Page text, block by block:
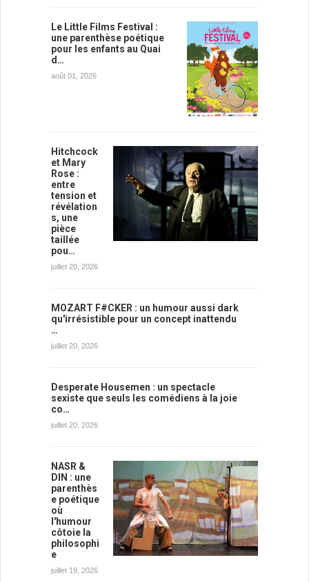
Le Little Films Festival :
une parenthèse poétique
pour les enfants au Quai
d…
août 01, 2026
Hitchcock
et Mary
Rose :
entre
tension et
révélation
s, une
pièce
taillée
pou…
juillet 20, 2026
MOZART F#CKER : un humour aussi dark
qu'irrésistible pour un concept inattendu
…
juillet 20, 2026
Desperate Housemen : un spectacle
sexiste que seuls les comédiens à la joie
co…
juillet 20, 2026
NASR &
DIN : une
parenthès
e poétique
où
l'humour
côtoie la
philosophi
e
juillet 19, 2026